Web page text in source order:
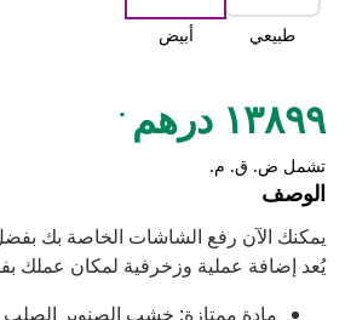
طبيعي أبيض
١٣٨٩٩ درهم .
تشمل ض. ق. م.
الوصف
يمكنك الآن رفع الشاشات الخاصة بك
يُعد إضافة عملية وزخرفية لمكان عملك
مادة ممتازة: خشب الصنوبر الصلب